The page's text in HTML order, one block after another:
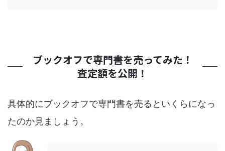
ブックオフで専門書を売ってみた！
査定額を公開！
具体的にブックオフで専門書を売るといくらになっ
たのか見ましょう。